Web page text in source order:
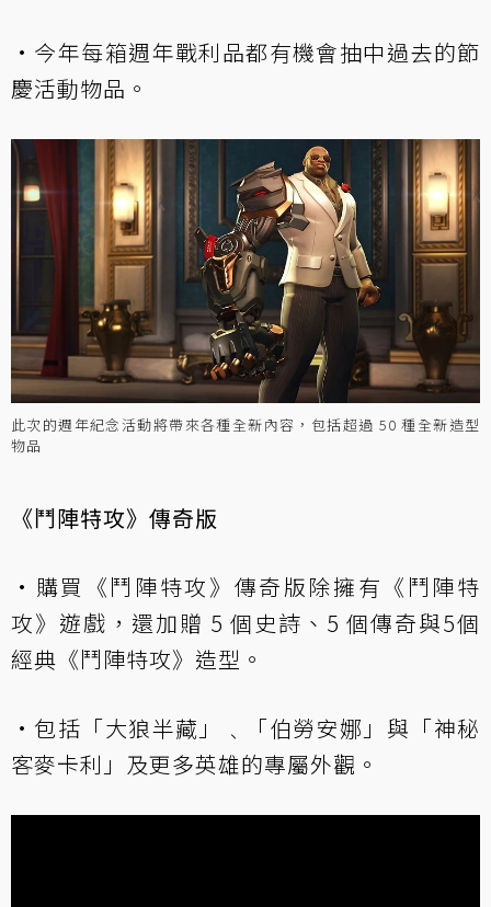
•今年每箱週年戰利品都有機會抽中過去的節
慶活動物品。
此次的週年紀念活動將帶來各種全新內容，包括超過 50 種全新造型
物品
《鬥陣特攻》傳奇版
•購買《鬥陣特攻》傳奇版除擁有《鬥陣特
攻》遊戲，還加贈 5 個史詩、5 個傳奇與5個
經典《鬥陣特攻》造型。
•包括「大狼半藏」﹑「伯勞安娜」與「神秘
客麥卡利」及更多英雄的專屬外觀。